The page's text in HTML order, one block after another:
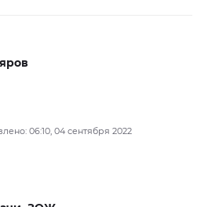
06:10, 04 сентября 2022